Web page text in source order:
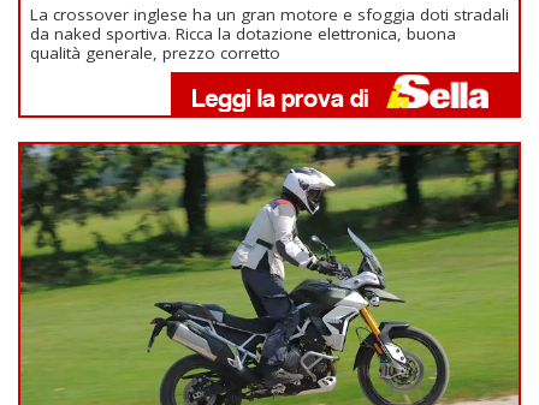
La crossover inglese ha un gran motore e sfoggia doti stradali
da naked sportiva. Ricca la dotazione elettronica, buona
qualità generale, prezzo corretto